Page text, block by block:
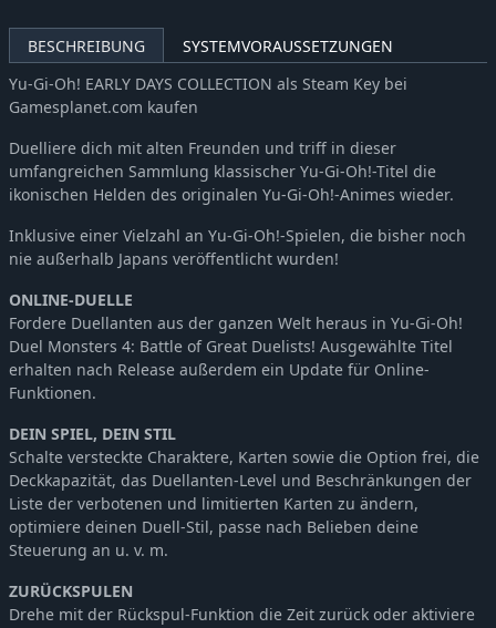
BESCHREIBUNG
SYSTEMVORAUSSETZUNGEN
Yu-Gi-Oh! EARLY DAYS COLLECTION als Steam Key bei
Gamesplanet.com kaufen
Duelliere dich mit alten Freunden und triff in dieser
umfangreichen Sammlung klassischer Yu-Gi-Oh!-Titel die
ikonischen Helden des originalen Yu-Gi-Oh!-Animes wieder.
Inklusive einer Vielzahl an Yu-Gi-Oh!-Spielen, die bisher noch
nie außerhalb Japans veröffentlicht wurden!
ONLINE-DUELLE
Fordere Duellanten aus der ganzen Welt heraus in Yu-Gi-Oh!
Duel Monsters 4: Battle of Great Duelists! Ausgewählte Titel
erhalten nach Release außerdem ein Update für Online-
Funktionen.
DEIN SPIEL, DEIN STIL
Schalte versteckte Charaktere, Karten sowie die Option frei, die
Deckkapazität, das Duellanten-Level und Beschränkungen der
Liste der verbotenen und limitierten Karten zu ändern,
optimiere deinen Duell-Stil, passe nach Belieben deine
Steuerung an u. v. m.
ZURÜCKSPULEN
Drehe mit der Rückspul-Funktion die Zeit zurück oder aktiviere